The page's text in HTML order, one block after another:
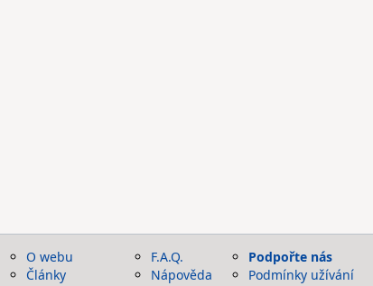
O webu
Články
F.A.Q.
Nápověda
Podpořte nás
Podmínky užívání